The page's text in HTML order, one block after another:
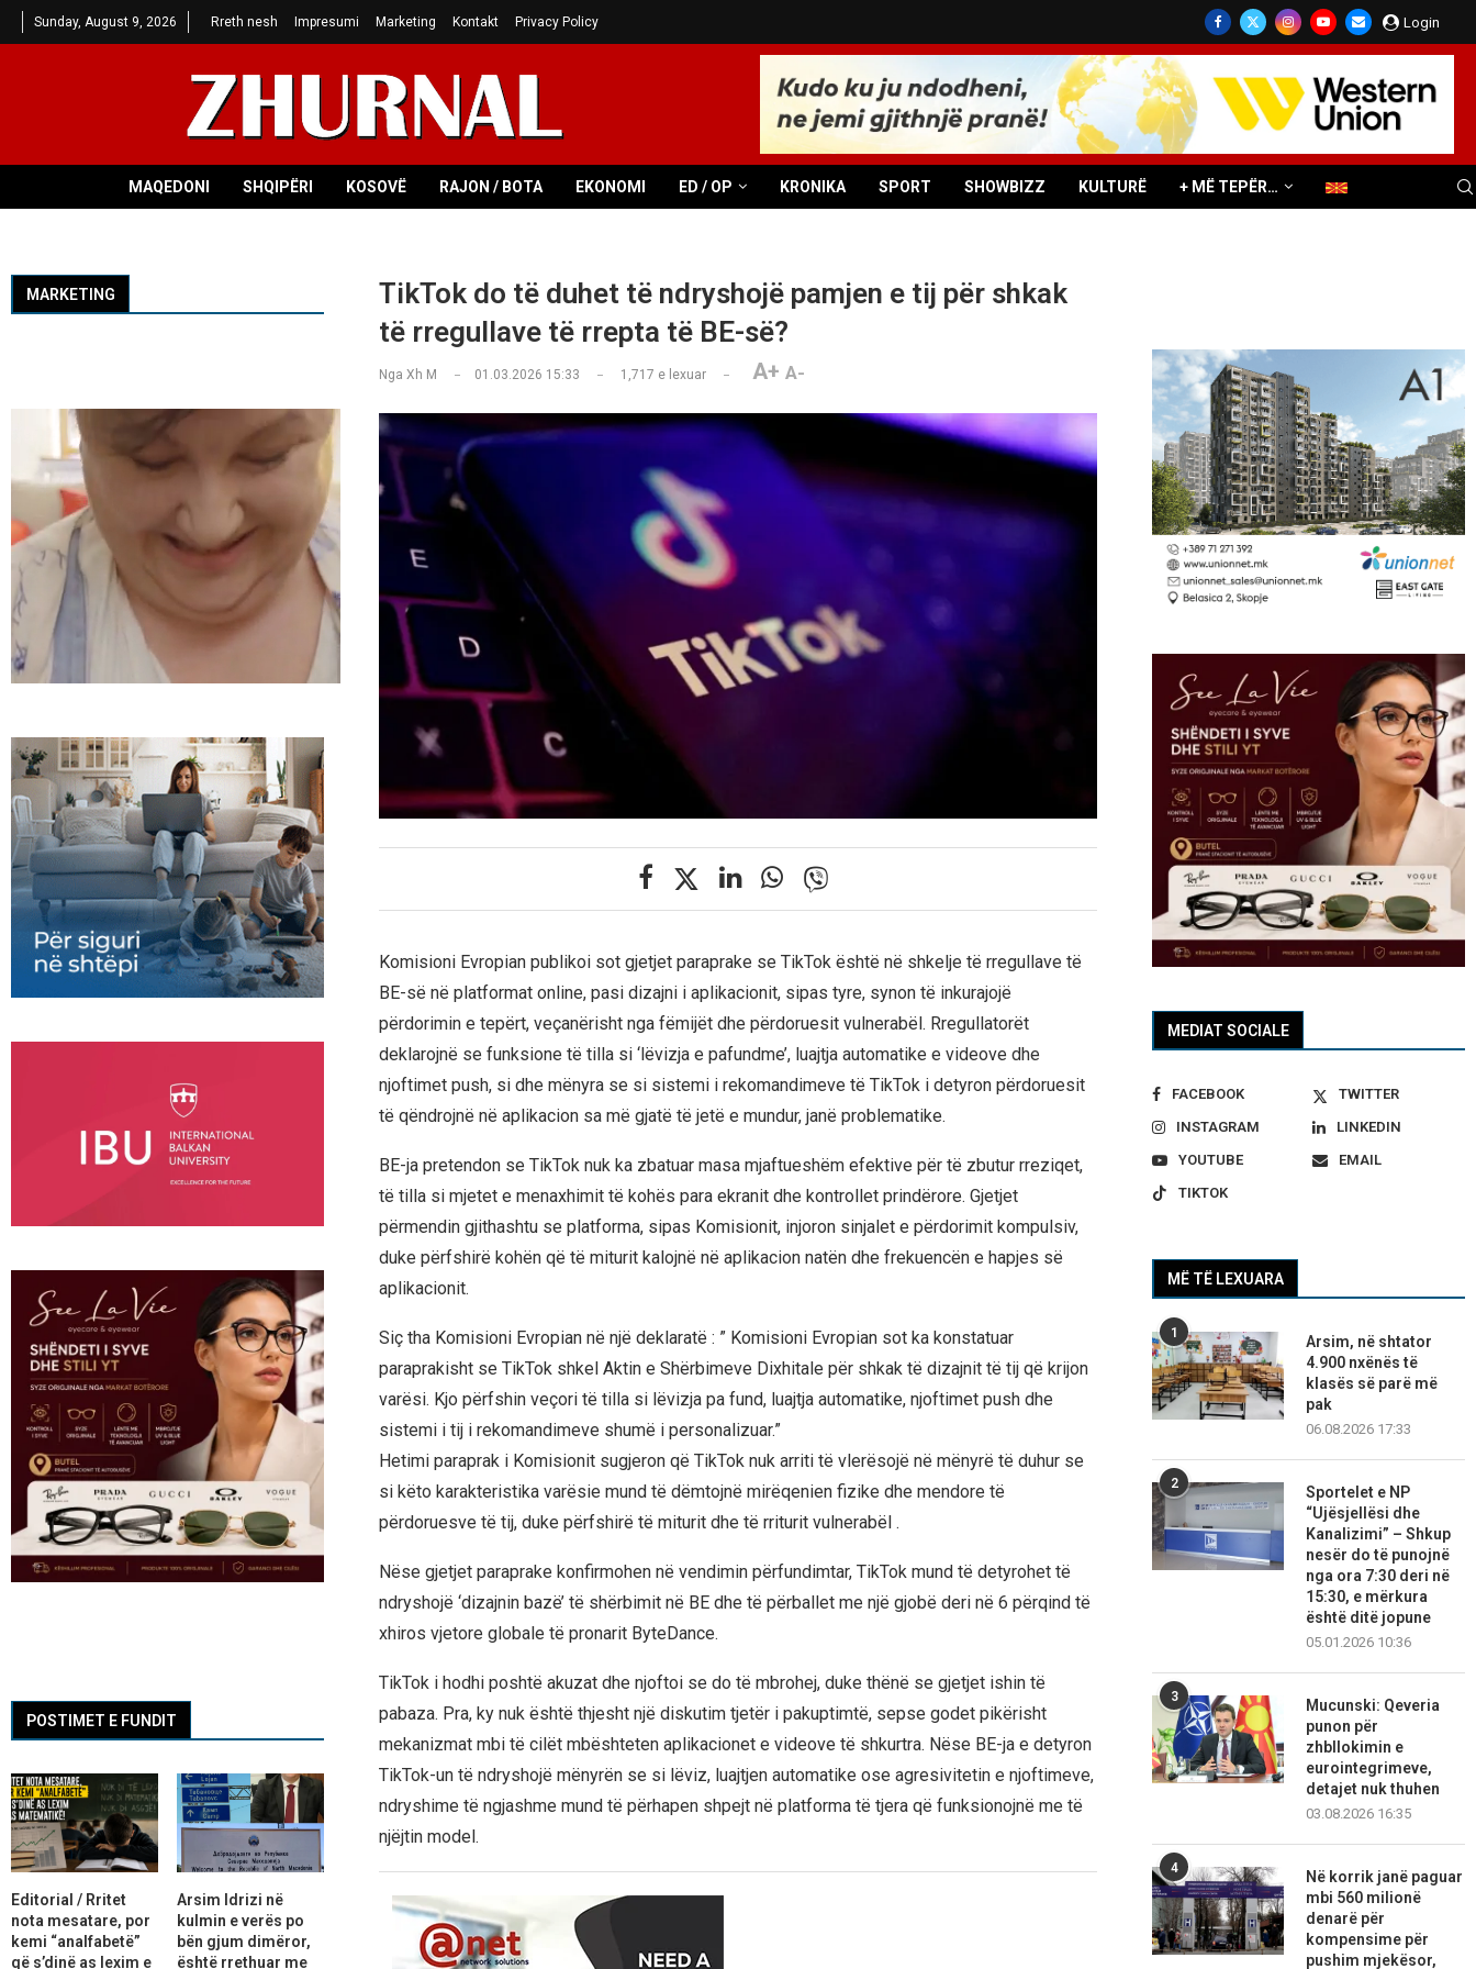
Sunday, August 9, 2026 Rreth nesh Impresumi Marketing Kontakt Privacy Policy Login
MAQEDONI SHQIPËRI KOSOVË RAJON / BOTA EKONOMI ED / OP KRONIKA SPORT SHOWBIZZ KULTURË + MË TEPËR…
TikTok do të duhet të ndryshojë pamjen e tij për shkak
të rregullave të rrepta të BE-së?
Nga Xh M 01.03.2026 15:33 1,717 e lexuar A+ A-
Komisioni Evropian publikoi sot gjetjet paraprake se TikTok është në shkelje të rregullave të
BE-së në platformat online, pasi dizajni i aplikacionit, sipas tyre, synon të inkurajojë
përdorimin e tepërt, veçanërisht nga fëmijët dhe përdoruesit vulnerabël. Rregullatorët
deklarojnë se funksione të tilla si ‘lëvizja e pafundme’, luajtja automatike e videove dhe
njoftimet push, si dhe mënyra se si sistemi i rekomandimeve të TikTok i detyron përdoruesit
të qëndrojnë në aplikacion sa më gjatë të jetë e mundur, janë problematike.
BE-ja pretendon se TikTok nuk ka zbatuar masa mjaftueshëm efektive për të zbutur rreziqet,
të tilla si mjetet e menaxhimit të kohës para ekranit dhe kontrollet prindërore. Gjetjet
përmendin gjithashtu se platforma, sipas Komisionit, injoron sinjalet e përdorimit kompulsiv,
duke përfshirë kohën që të miturit kalojnë në aplikacion natën dhe frekuencën e hapjes së
aplikacionit.
Siç tha Komisioni Evropian në një deklaratë : ” Komisioni Evropian sot ka konstatuar
paraprakisht se TikTok shkel Aktin e Shërbimeve Dixhitale për shkak të dizajnit të tij që krijon
varësi. Kjo përfshin veçori të tilla si lëvizja pa fund, luajtja automatike, njoftimet push dhe
sistemi i tij i rekomandimeve shumë i personalizuar.”
Hetimi paraprak i Komisionit sugjeron që TikTok nuk arriti të vlerësojë në mënyrë të duhur se
si këto karakteristika varësie mund të dëmtojnë mirëqenien fizike dhe mendore të
përdoruesve të tij, duke përfshirë të miturit dhe të rriturit vulnerabël .
Nëse gjetjet paraprake konfirmohen në vendimin përfundimtar, TikTok mund të detyrohet të
ndryshojë ‘dizajnin bazë’ të shërbimit në BE dhe të përballet me një gjobë deri në 6 përqind të
xhiros vjetore globale të pronarit ByteDance.
TikTok i hodhi poshtë akuzat dhe njoftoi se do të mbrohej, duke thënë se gjetjet ishin të
pabaza. Pra, ky nuk është thjesht një diskutim tjetër i pakuptimtë, sepse godet pikërisht
mekanizmat mbi të cilët mbështeten aplikacionet e videove të shkurtra. Nëse BE-ja e detyron
TikTok-un të ndryshojë mënyrën se si lëviz, luajtjen automatike ose agresivitetin e njoftimeve,
ndryshime të ngjashme mund të përhapen shpejt në platforma të tjera që funksionojnë me të
njëjtin model.
MEDIAT SOCIALE
FACEBOOK
TWITTER
INSTAGRAM
LINKEDIN
YOUTUBE
EMAIL
TIKTOK
MË TË LEXUARA
1
Arsim, në shtator
4.900 nxënës të
klasës së parë më
pak
06.08.2026 17:33
2
Sportelet e NP
“Ujësjellësi dhe
Kanalizimi” – Shkup
nesër do të punojnë
nga ora 7:30 deri në
15:30, e mërkura
është ditë jopune
05.01.2026 10:36
3
Mucunski: Qeveria
punon për
zhbllokimin e
eurointegrimeve,
detajet nuk thuhen
03.08.2026 16:35
4
Në korrik janë paguar
mbi 560 milionë
denarë për
kompensime për
pushim mjekësor,
MARKETING
POSTIMET E FUNDIT
Editorial / Rritet
nota mesatare, por
kemi “analfabetë”
që s’dinë as lexim e
Arsim Idrizi në
kulmin e verës po
bën gjum dimëror,
është rrethuar me